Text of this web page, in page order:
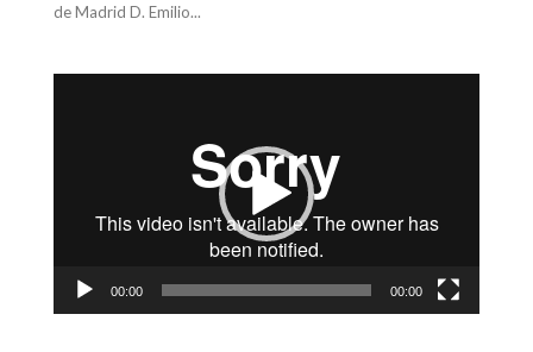
de Madrid D. Emilio...
00:00 00:00